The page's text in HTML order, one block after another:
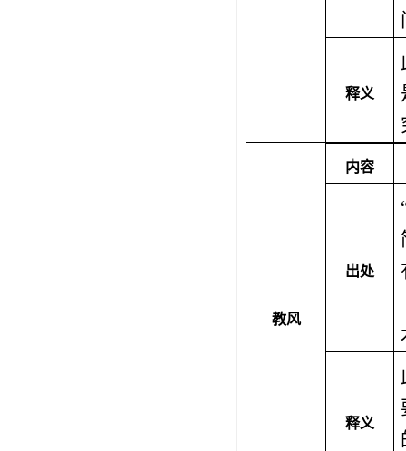
释义
教风
内容
出处
释义